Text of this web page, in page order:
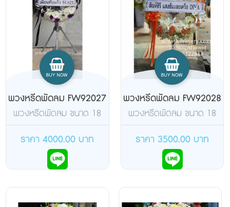
พวงหรีดพัดลม FW92027
พวงหรีดพัดลม ขนาด 18
นิ้ว แบบอุตสาหกรรม จัด
อกไม้เต็มวง ดอกไม้
สด(ยี่ห้อฮาตาริ))
ราคา 4000.00 บาท
พวงหรีดพัดลม FW92028
พวงหรีดพัดลม ขนาด 18
นิ้ว แบบสไลด์ จัดอกไม้เต็ม
วง ดอกไม้สด
ราคา 3500.00 บาท